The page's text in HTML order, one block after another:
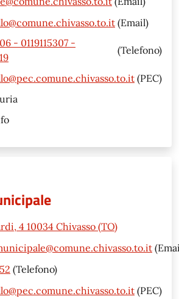
(Email)
- 0119115307 -
(Telefono)
(PEC)
4 10034 Chivasso (TO)
(Telefono)
(PEC)